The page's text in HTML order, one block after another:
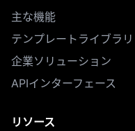
主な機能
テンプレートライブラリ
企業ソリューション
APIインターフェース
リソース